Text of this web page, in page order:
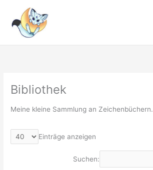
springen
Bibliothek
Meine kleine Sammlung an Zeichenbüchern.
Einträge anzeigen
Suchen: